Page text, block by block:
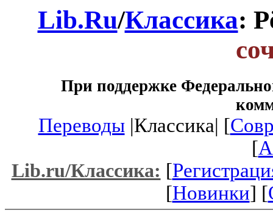
Lib.Ru/Классика:
При поддержке
Переводы|Классика| [
[
Lib.ru/Классика: [
[Новинки] [